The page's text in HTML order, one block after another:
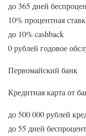
до 365 дней
10% процентная
до 10% cashback
0 рублей годовое
Первомайский банк
Кредитная карта от
до 500 000 рублей
до 55 дней